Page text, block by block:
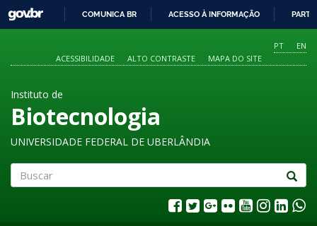
O
CONTEÚDO
GOVBR
COMUNICA BR ACESSO À INFORMAÇÃO
PT
EN
ACESSIBILIDADE
ALTO CONTRASTE MAPA DO SITE
Instituto de
Biotecnologia
UNIVERSIDADE FEDERAL DE UBERLÂNDIA